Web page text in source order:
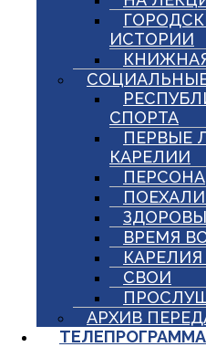
ИСТОРИИ
СПОРТА
ПЕРВЫЕ
КАРЕЛИИ
ПЕРСОНА
ВРЕМЯ
СВОИ
АРХИВ
ТЕЛЕПРОГРАММА